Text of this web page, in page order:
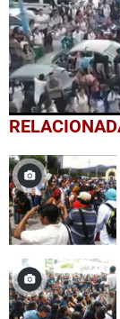
0
seconds
31
seconds